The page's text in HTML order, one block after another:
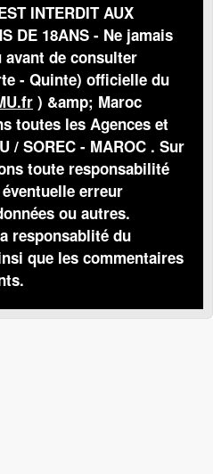
INTERDIT AUX
DE 18ANS - Ne jamais
de consulter
- Quinte) officielle du
) &amp; Maroc
toutes les Agences et
/ SOREC - MAROC . Sur
toute responsabilité
erreur
ou autres.
responsablité du
que les commentaires